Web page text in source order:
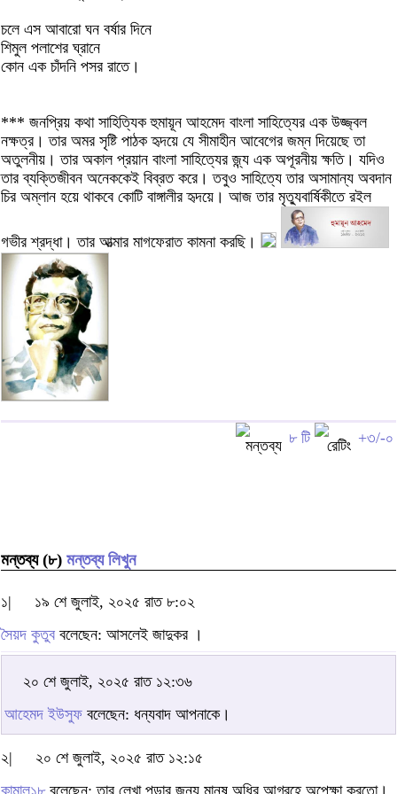
চলে এস আবারো ঘন বর্ষার দিনে
শিমুল পলাশের ঘ্রানে
কোন এক চাঁদনি পসর রাতে।
*** জনপ্রিয় কথা সাহিত্যিক হুমায়ূন আহমেদ বাংলা সাহিত্যের এক উজ্জ্বল
নক্ষত্র। তার অমর সৃষ্টি পাঠক হৃদয়ে যে সীমাহীন আবেগের জম্ন দিয়েছে তা
অতুলনীয়। তার অকাল প্রয়ান বাংলা সাহিত্যের জ্ন্য এক অপূরনীয় ক্ষতি। যদিও
তার ব্যক্তিজীবন অনেককেই বিব্রত করে। তবুও সাহিত্যে তার অসামান্য অবদান
চির অম্লান হয়ে থাকবে কোটি বাঙ্গালীর হৃদয়ে। আজ তার মৃত্যুবার্ষিকীতে রইল
গভীর শ্রদ্ধা। তার আত্মার মাগফেরাত কামনা করছি।
৮ টি +৩/-০
মন্তব্য (৮) মন্তব্য লিখুন
১|
১৯ শে জুলাই, ২০২৫ রাত ৮:০২
সৈয়দ কুতুব বলেছেন: আসলেই জাদুকর ।
২০ শে জুলাই, ২০২৫ রাত ১২:৩৬
আহেমদ ইউসুফ বলেছেন: ধন্যবাদ আপনাকে।
২|
২০ শে জুলাই, ২০২৫ রাত ১২:১৫